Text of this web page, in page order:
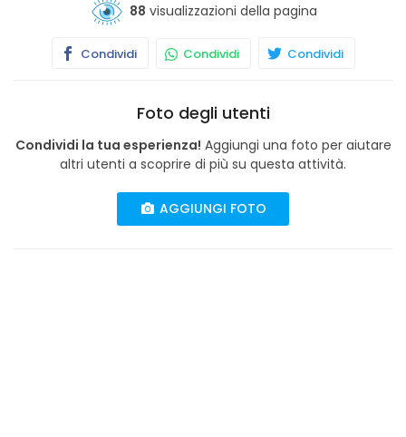
88 visualizzazioni della pagina
Condividi Condividi Condividi
Foto degli utenti
Condividi la tua esperienza! Aggiungi una foto per aiutare
altri utenti a scoprire di più su questa attività.
AGGIUNGI FOTO